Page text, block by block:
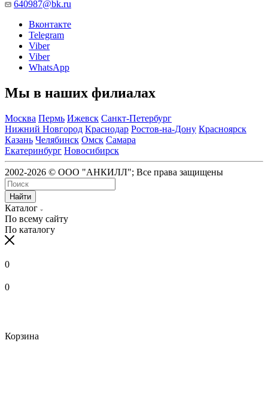
640987@bk.ru
Вконтакте
Telegram
Viber
Viber
WhatsApp
Мы в наших филиалах
Москва Пермь Ижевск Санкт-Петербург
Нижний Новгород Краснодар Ростов-на-Дону Красноярск
Казань Челябинск Омск Самара
Екатеринбург Новосибирск
2002-2026 © ООО "АНКИЛЛ"; Все права защищены
Найти
Каталог
По всему сайту
По каталогу
0
0
Корзина